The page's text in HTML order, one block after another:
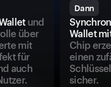
und
über
mit
für
auch
Dann
Wallet
Chip
einen
sicher.